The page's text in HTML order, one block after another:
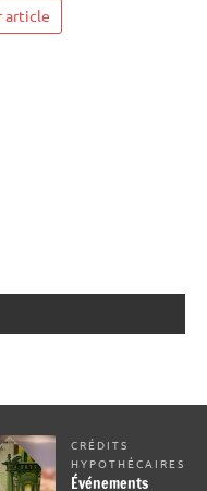
article
CRÉDITS
HYPOTHÉCAIRES
Événements